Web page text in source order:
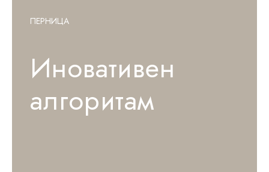
ПЕРНИЦА
Иновативен
алгоритам